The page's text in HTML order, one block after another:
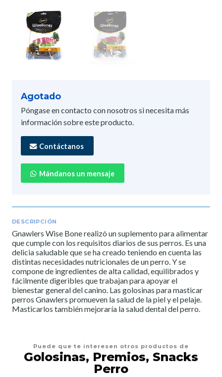
Agotado
Póngase en contacto con nosotros si necesita más
información sobre este producto.
Contáctanos
Mándanos un mensaje
DESCRIPCIÓN
Gnawlers Wise Bone realizó un suplemento para alimentar
que cumple con los requisitos diarios de sus perros. Es una
delicia saludable que se ha creado teniendo en cuenta las
distintas necesidades nutricionales de un perro. Y se
compone de ingredientes de alta calidad, equilibrados y
fácilmente digeribles que trabajan para apoyar el
bienestar general del canino. Las golosinas para masticar
perros Gnawlers promueven la salud de la piel y el pelaje.
Masticarlos también mejoraría la salud dental del perro.
Puede que te interesen otros productos de
Golosinas, Premios, Snacks
Perro